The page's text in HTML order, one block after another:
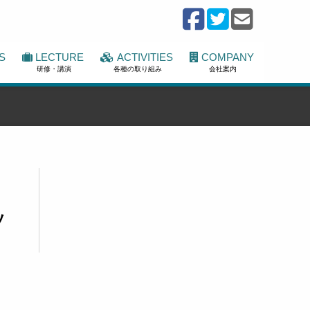
LECTURE
研修・講演
ACTIVITIES
各種の取り組み
COMPANY
会社案内